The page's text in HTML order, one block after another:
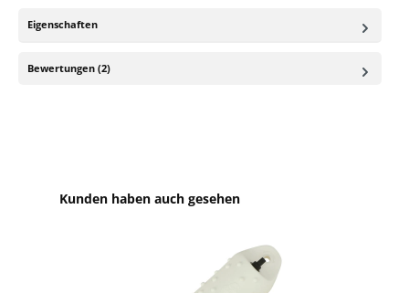
Eigenschaften
Bewertungen (2)
Produktgalerie überspringen
Kunden haben auch gesehen